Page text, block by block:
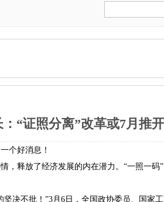
“证照分离”改革或7月推开
个好消息！
释放了经济发展的内在潜力。“一照一码
不批！”3月6日，全国政协委员、国家